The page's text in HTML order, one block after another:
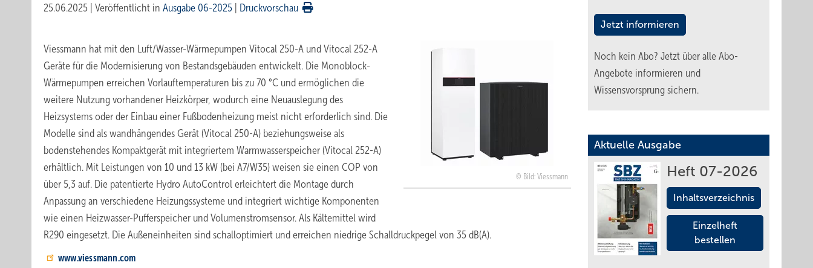
25.06.2025 Veröffentlicht in Ausgabe 06-2025 Druckvorschau
Bild: Viessmann
Viessmann hat mit den Luft/Wasser-Wärmepumpen Vitocal 250-A und Vitocal 252-A
Geräte für die Modernisierung von Bestandsgebäuden entwickelt. Die Monoblock-
Wärmepumpen erreichen Vorlauftemperaturen bis zu 70 °C und ermöglichen die
weitere Nutzung vorhandener Heizkörper, wodurch eine Neuauslegung des
Heizsystems oder der Einbau einer Fußbodenheizung meist nicht erforderlich sind. Die
Modelle sind als wandhängendes Gerät (Vitocal 250-A) beziehungsweise als
bodenstehendes Kompaktgerät mit integriertem Warmwasserspeicher (Vitocal 252-A)
erhältlich. Mit Leistungen von 10 und 13 kW (bei A7/W35) weisen sie einen COP von
über 5,3 auf. Die patentierte Hydro AutoControl erleichtert die Montage durch
Anpassung an verschiedene Heizungssysteme und integriert wichtige Komponenten
wie einen Heizwasser-Pufferspeicher und Volumenstromsensor. Als Kältemittel wird
R290 eingesetzt. Die Außeneinheiten sind schalloptimiert und erreichen niedrige Schalldruckpegel von 35 dB(A).
www.viessmann.com
Jetzt informieren
Noch kein Abo? Jetzt über alle Abo-
Angebote informieren und
Wissensvorsprung sichern.
Aktuelle Ausgabe
Heft 07-2026
Inhaltsverzeichnis
Einzelheft
bestellen